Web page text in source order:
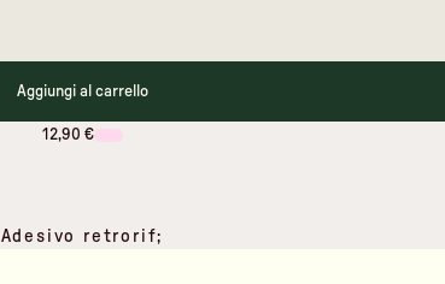
Aggiungi al carrello
12,90 €
Adesivo retrorif;